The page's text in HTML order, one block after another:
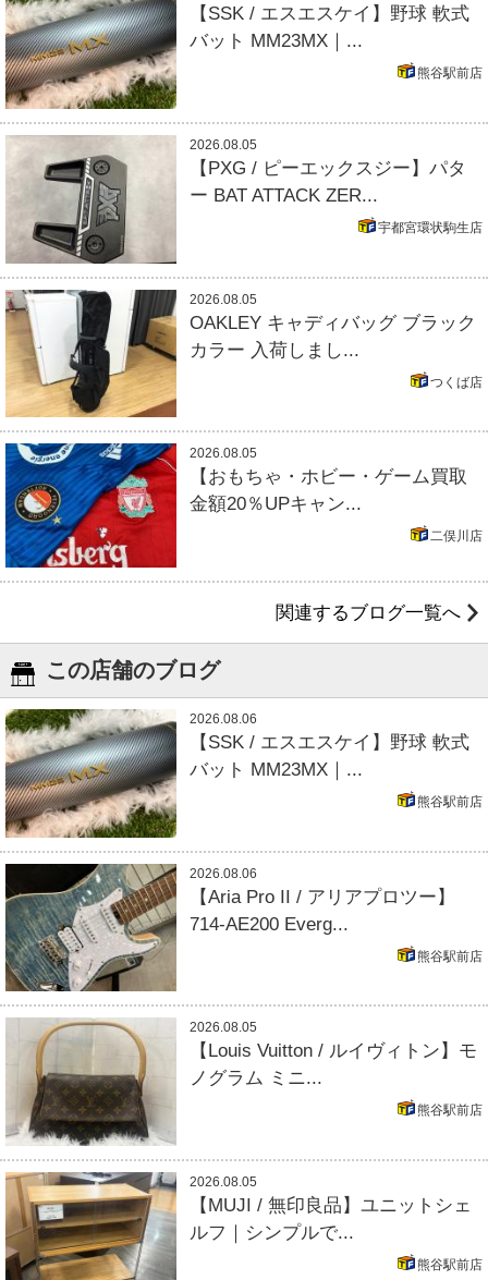
【SSK / エスエスケイ】野球 軟式
バット MM23MX｜...
熊谷駅前店
2026.08.05
【PXG / ピーエックスジー】パタ
ー BAT ATTACK ZER...
宇都宮環状駒生店
2026.08.05
OAKLEY キャディバッグ ブラック
カラー 入荷しまし...
つくば店
2026.08.05
【おもちゃ・ホビー・ゲーム買取
金額20％UPキャン...
二俣川店
関連するブログ一覧へ
この店舗のブログ
2026.08.06
【SSK / エスエスケイ】野球 軟式
バット MM23MX｜...
熊谷駅前店
2026.08.06
【Aria Pro II / アリアプロツー】
714-AE200 Everg...
熊谷駅前店
2026.08.05
【Louis Vuitton / ルイヴィトン】モ
ノグラム ミニ...
熊谷駅前店
2026.08.05
【MUJI / 無印良品】ユニットシェ
ルフ｜シンプルで...
熊谷駅前店